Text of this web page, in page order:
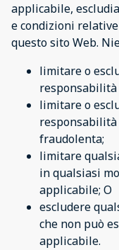
applicabile,
e condizioni
questo sito Web.
limitare o
limitare o
fraudolenta;
limitare
in qualsiasi
applicabile; O
escludere
che non può
applicabile.